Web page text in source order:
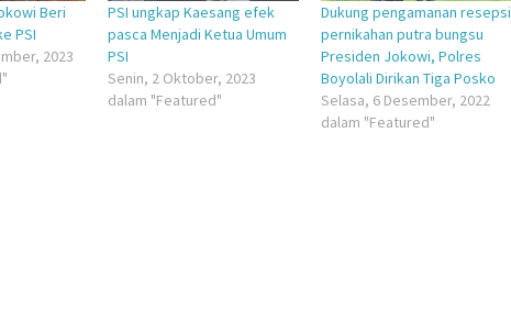
Beri
PSI
2023
PSI ungkap Kaesang efek
pasca Menjadi Ketua Umum
PSI
Senin, 2 Oktober, 2023
dalam "Featured"
Dukung pengamanan resepsi
pernikahan putra bungsu
Presiden Jokowi, Polres
Boyolali Dirikan Tiga Posko
Selasa, 6 Desember, 2022
dalam "Featured"